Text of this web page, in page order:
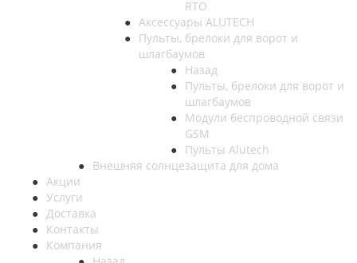
RTO
Аксессуары ALUTECH
Пульты, брелоки для ворот и
шлагбаумов
Назад
Пульты, брелоки для ворот и
шлагбаумов
Модули беспроводной связи
GSM
Пульты Alutech
Внешняя солнцезащита для дома
Акции
Услуги
Доставка
Контакты
Компания